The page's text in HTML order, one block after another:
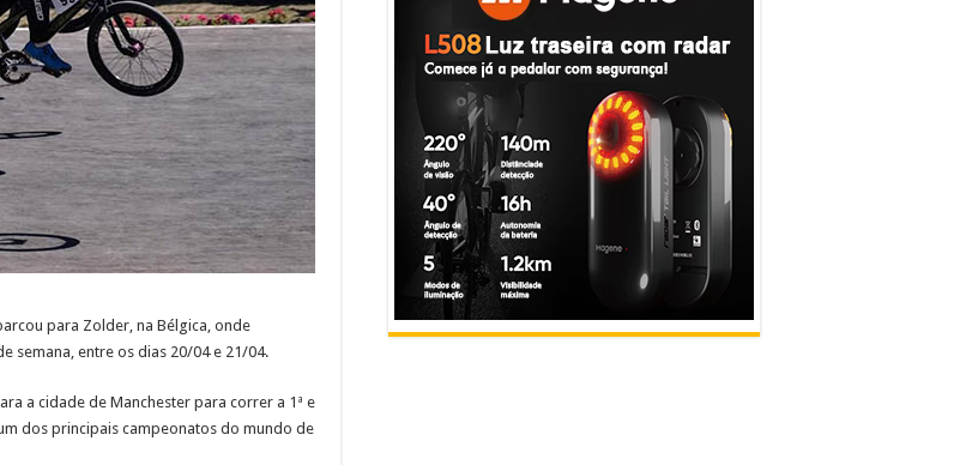
para Zolder, na Bélgica, onde
semana, entre os dias 20/04 e 21/04.
a cidade de Manchester para correr a 1ª e
dos principais campeonatos do mundo de